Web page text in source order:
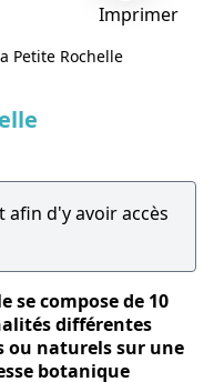
Imprimer
Petite Rochelle
afin d'y avoir accès
se compose de 10
différentes
ou naturels sur une
botanique